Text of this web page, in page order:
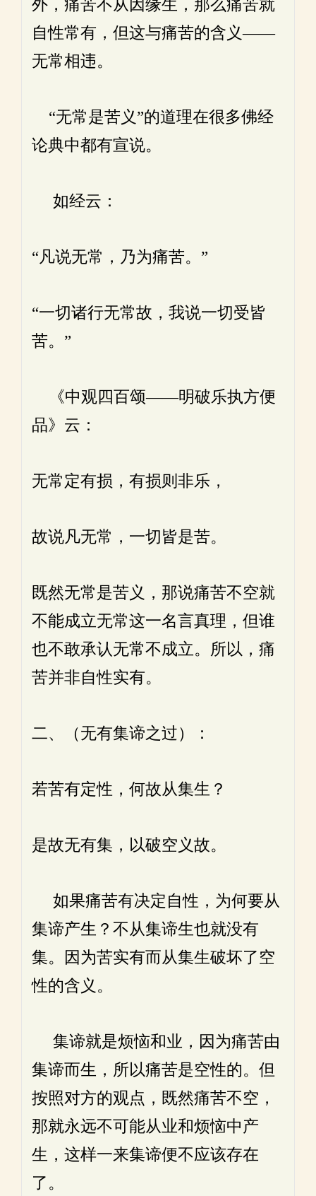
外，痛苦不从因缘生，那么痛苦就
自性常有，但这与痛苦的含义——
无常相违。
“无常是苦义”的道理在很多佛经
论典中都有宣说。
如经云：
“凡说无常，乃为痛苦。”
“一切诸行无常故，我说一切受皆
苦。”
《中观四百颂——明破乐执方便
品》云：
无常定有损，有损则非乐，
故说凡无常，一切皆是苦。
既然无常是苦义，那说痛苦不空就
不能成立无常这一名言真理，但谁
也不敢承认无常不成立。所以，痛
苦并非自性实有。
二、（无有集谛之过）：
若苦有定性，何故从集生？
是故无有集，以破空义故。
如果痛苦有决定自性，为何要从
集谛产生？不从集谛生也就没有
集。因为苦实有而从集生破坏了空
性的含义。
集谛就是烦恼和业，因为痛苦由
集谛而生，所以痛苦是空性的。但
按照对方的观点，既然痛苦不空，
那就永远不可能从业和烦恼中产
生，这样一来集谛便不应该存在
了。